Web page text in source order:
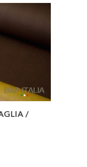
/